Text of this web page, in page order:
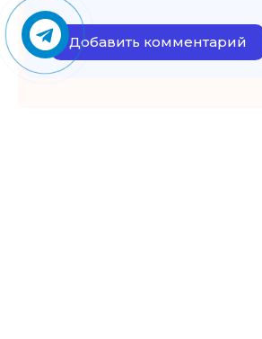
Добавить комментарий